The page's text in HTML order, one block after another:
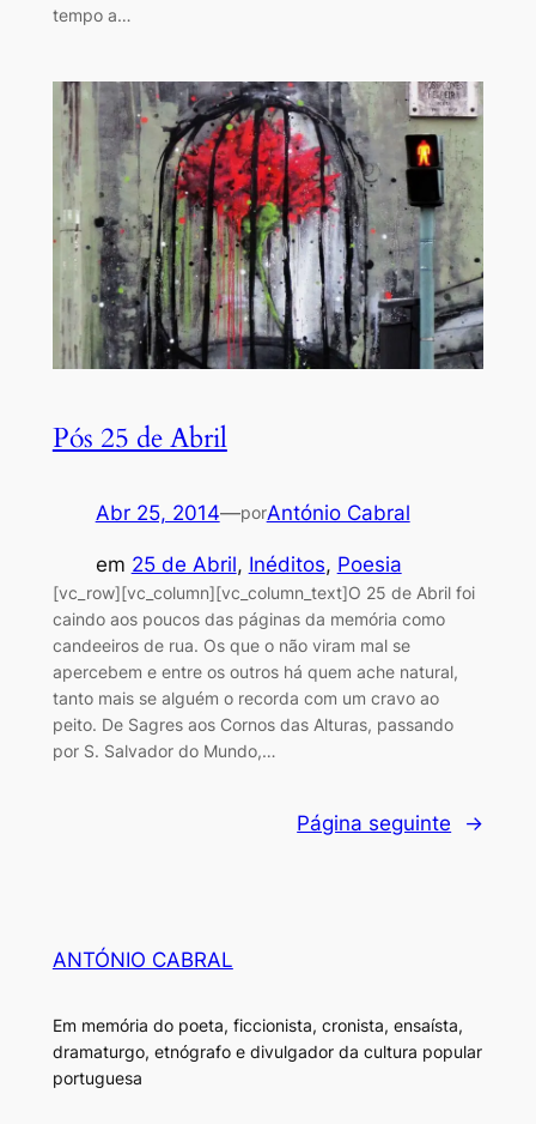
tempo a…
Pós 25 de Abril
Abr 25, 2014—porAntónio Cabral
em 25 de Abril, Inéditos, Poesia
[vc_row][vc_column][vc_column_text]O 25 de Abril foi
caindo aos poucos das páginas da memória como
candeeiros de rua. Os que o não viram mal se
apercebem e entre os outros há quem ache natural,
tanto mais se alguém o recorda com um cravo ao
peito. De Sagres aos Cornos das Alturas, passando
por S. Salvador do Mundo,…
Página seguinte →
ANTÓNIO CABRAL
Em memória do poeta, ficcionista, cronista, ensaísta,
dramaturgo, etnógrafo e divulgador da cultura popular
portuguesa